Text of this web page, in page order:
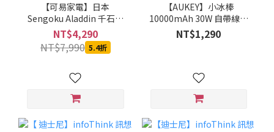
【可易家電】日本
Sengoku Aladdin 千石阿
拉丁神燈音箱 (三色可選)
SAL-SP01
NT$4,290
NT$7,990 5.4折
【AUKEY】小冰棒
10000mAh 30W 自帶線行
動電源 PB-Y61
NT$1,290